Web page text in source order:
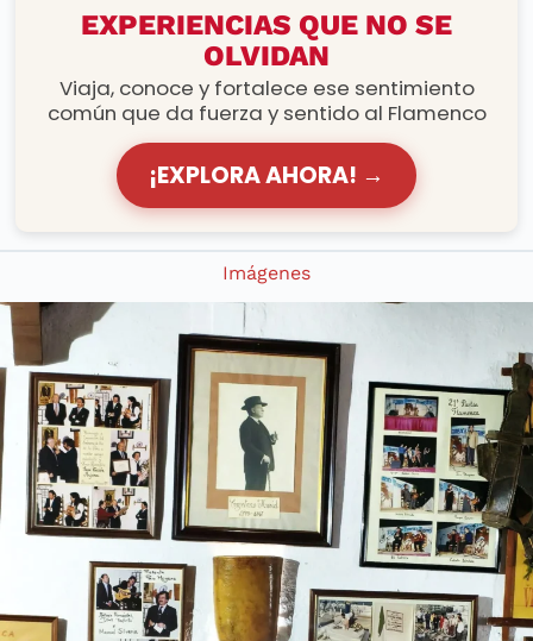
RUTAS FLAMENCAS
EXPERIENCIAS QUE NO SE
OLVIDAN
Viaja, conoce y fortalece ese sentimiento
común que da fuerza y sentido al Flamenco
¡EXPLORA AHORA! →
Imágenes